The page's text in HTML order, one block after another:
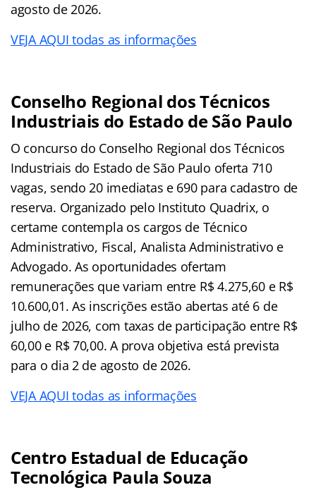
agosto de 2026.
VEJA AQUI todas as informações
Conselho Regional dos Técnicos
Industriais do Estado de São Paulo
O concurso do Conselho Regional dos Técnicos
Industriais do Estado de São Paulo oferta 710
vagas, sendo 20 imediatas e 690 para cadastro de
reserva. Organizado pelo Instituto Quadrix, o
certame contempla os cargos de Técnico
Administrativo, Fiscal, Analista Administrativo e
Advogado. As oportunidades ofertam
remunerações que variam entre R$ 4.275,60 e R$
10.600,01. As inscrições estão abertas até 6 de
julho de 2026, com taxas de participação entre R$
60,00 e R$ 70,00. A prova objetiva está prevista
para o dia 2 de agosto de 2026.
VEJA AQUI todas as informações
Centro Estadual de Educação
Tecnológica Paula Souza